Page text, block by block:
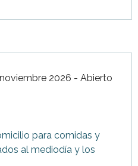
2026 - Abierto
para comidas y
al mediodía y los